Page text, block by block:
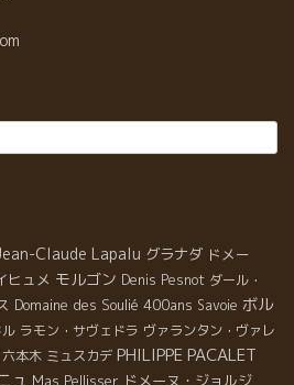
Claude Lapalu グラナダ ドメー
ヒュメ モルゴン Denis Pesnot ダール・
Domaine des Soulié 400ans Savoie ボル
ラモン・サヴェドラ ヴァランタン・ヴァレ
本木 ミュスカデ PHILIPPE PACALET
ュ
ドメーヌ・ジョルジ